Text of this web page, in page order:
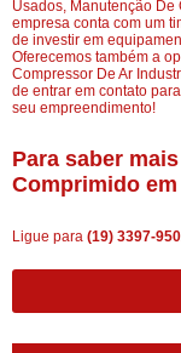
Usados, Manutenção De
empresa conta com um
de investir em
Oferecemos também a
Compressor De Ar
de entrar em contato
seu empreendimento!
Para saber
Comprimido
Ligue para (19) 3397-